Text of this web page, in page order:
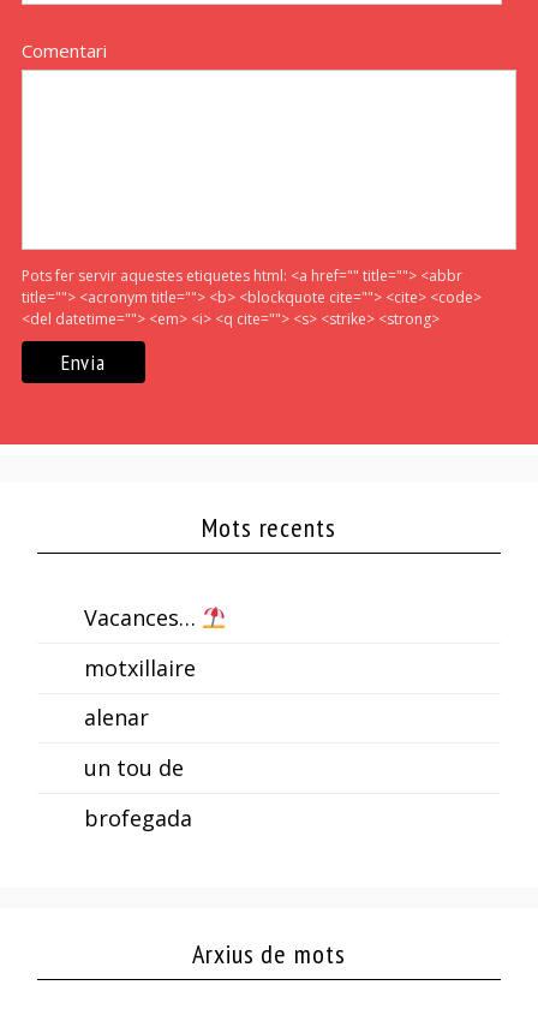
Comentari
Pots fer servir aquestes etiquetes html: <a href="" title=""> <abbr
title=""> <acronym title=""> <b> <blockquote cite=""> <cite> <code>
<del datetime=""> <em> <i> <q cite=""> <s> <strike> <strong>
Mots recents
Vacances…
motxillaire
alenar
un tou de
brofegada
Arxius de mots